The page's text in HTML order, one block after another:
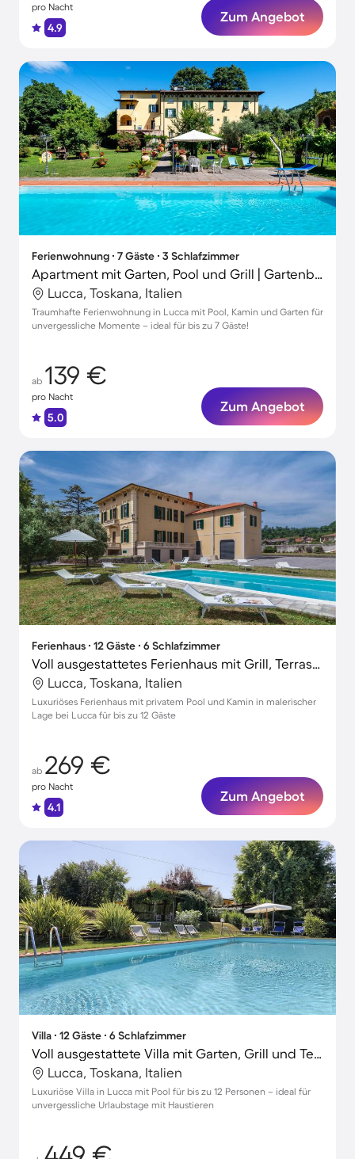
pro Nacht
4.9
Zum Angebot
Ferienwohnung ∙ 7 Gäste ∙ 3 Schlafzimmer
Apartment mit Garten, Pool und Grill | Gartenblick
Lucca, Toskana, Italien
Traumhafte Ferienwohnung in Lucca mit Pool, Kamin und Garten für
unvergessliche Momente – ideal für bis zu 7 Gäste!
ab 139 €
pro Nacht
5.0
Zum Angebot
Ferienhaus ∙ 12 Gäste ∙ 6 Schlafzimmer
Voll ausgestattetes Ferienhaus mit Grill, Terrasse und privatem Pool
Lucca, Toskana, Italien
Luxuriöses Ferienhaus mit privatem Pool und Kamin in malerischer
Lage bei Lucca für bis zu 12 Gäste
ab 269 €
pro Nacht
4.1
Zum Angebot
Villa ∙ 12 Gäste ∙ 6 Schlafzimmer
Voll ausgestattete Villa mit Garten, Grill und Terrasse
Lucca, Toskana, Italien
Luxuriöse Villa in Lucca mit Pool für bis zu 12 Personen – ideal für
unvergessliche Urlaubstage mit Haustieren